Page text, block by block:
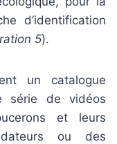
d’identification
5).
un catalogue
série de vidéos
et leurs
ou des